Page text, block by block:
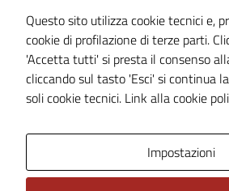
Cookie Policy
Note legali
Dichiarazione di accessibilità
Piano di miglioramento del sito
Questo sito utilizza cookie tecnici e,
cookie di profilazione di terze parti.
'Accetta tutti' si presta il consenso
cliccando sul tasto 'Esci' si continua
soli cookie tecnici. Link alla cookie
Impostazioni